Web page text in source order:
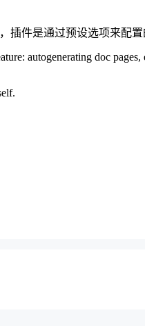
插件是通过预设选项来配置
autogenerating doc